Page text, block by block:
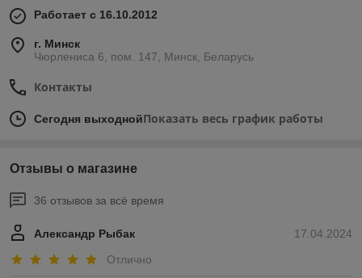
Работает с 16.10.2012
г. Минск
Чюрлениса 6, пом. 147, Минск, Беларусь
Контакты
Сегодня выходнойПоказать весь график работы
Отзывы о магазине
36 отзывов за всё время
17.04.2024
Александр Рыбак
Отлично